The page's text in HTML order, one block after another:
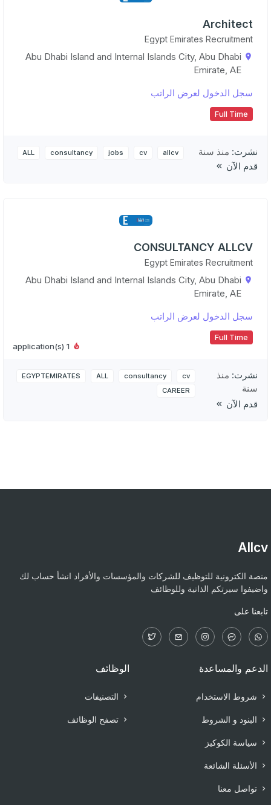
Architect
Egypt Emirates Recruitment
Abu Dhabi Island and Internal Islands City, Abu Dhabi
Emirate, AE
سجل الدخول لعرض الراتب
Full Time
نشرت: منذ سنة allcv
cv
jobs
consultancy
ALL
قدم الآن
1 application(s)
CONSULTANCY ALLCV
Egypt Emirates Recruitment
Abu Dhabi Island and Internal Islands City, Abu Dhabi
Emirate, AE
سجل الدخول لعرض الراتب
Full Time
نشرت: منذ
سنة
cv
consultancy
ALL
EGYPTEMIRATES
CAREER
قدم الآن
Allcv
منصة الكترونية للتوظيف للشركات والمؤسسات والأفراد انشأ حساب لك
واضيفوا سيرتكم الذاتية وللوظائف
تابعنا على
الدعم والمساعدة
شروط الاستخدام
البنود و الشروط
سياسة الكوكيز
الأسئلة الشائعة
تواصل معنا
الوظائف
التصنيفات
تصفح الوظائف